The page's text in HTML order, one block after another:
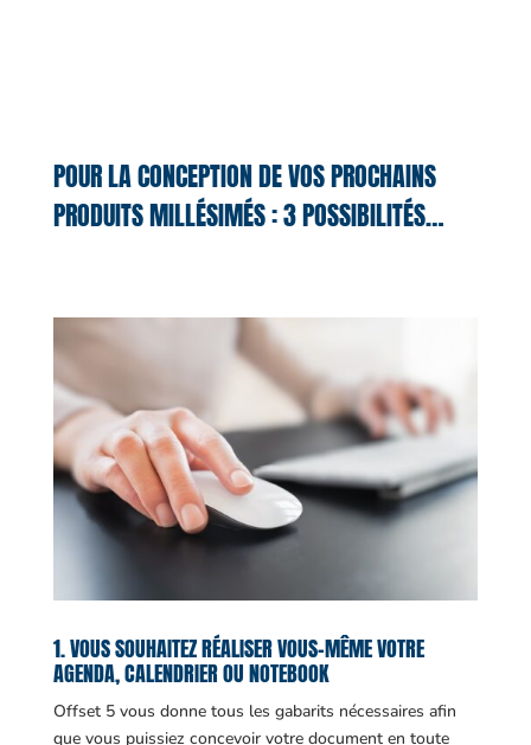
POUR LA CONCEPTION DE VOS PROCHAINS
PRODUITS MILLÉSIMÉS : 3 POSSIBILITÉS…
1. VOUS SOUHAITEZ RÉALISER VOUS-MÊME VOTRE
AGENDA, CALENDRIER OU NOTEBOOK
Offset 5 vous donne tous les gabarits nécessaires afin
que vous puissiez concevoir votre document en toute